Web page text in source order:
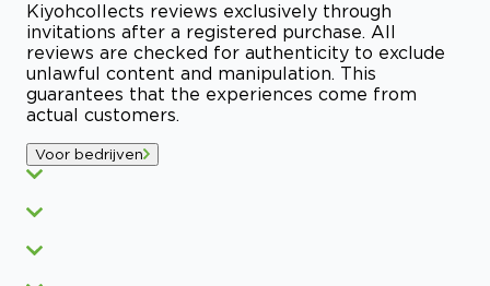
Kiyohcollects reviews exclusively through
invitations after a registered purchase. All
reviews are checked for authenticity to exclude
unlawful content and manipulation. This
guarantees that the experiences come from
actual customers.
Voor bedrijven